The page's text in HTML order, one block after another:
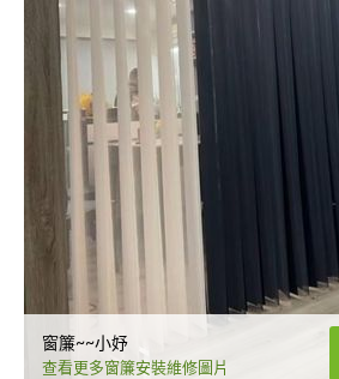
窗簾~~小妤
查看更多窗簾安裝維修圖片